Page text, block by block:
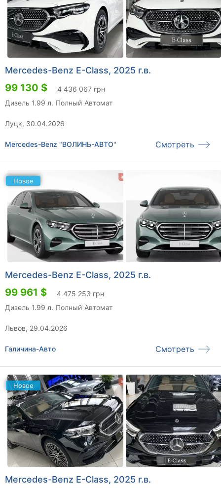
Mercedes-Benz E-Class, 2025 г.в.
99 130 $
4 436 067 грн
Дизель 1.99 л. Полный Автомат
Луцк, 30.04.2026
Mercedes-Benz "ВОЛИНЬ-АВТО" Смотреть
Новое
Mercedes-Benz E-Class, 2025 г.в.
99 961 $
4 475 253 грн
Дизель 1.99 л. Полный Автомат
Львов, 29.04.2026
Галичина-Авто Смотреть
Новое
Mercedes-Benz E-Class, 2025 г.в.